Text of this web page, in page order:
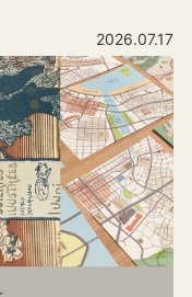
2026.07.17